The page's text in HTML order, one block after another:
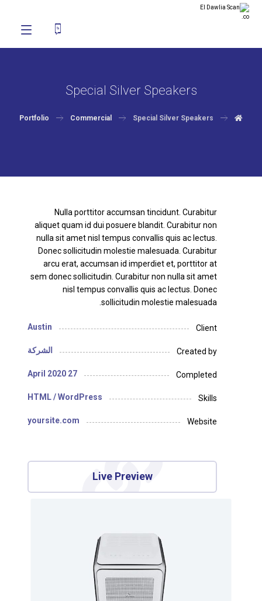
Special Silver Speakers
Portfolio Commercial Special Silver Speakers
Nulla porttitor accumsan tincidunt. Curabitur
aliquet quam id dui posuere blandit. Curabitur non
nulla sit amet nisl tempus convallis quis ac lectus.
Donec sollicitudin molestie malesuada. Curabitur
arcu erat, accumsan id imperdiet et, porttitor at
sem donec sollicitudin. Curabitur non nulla sit amet
nisl tempus convallis quis ac lectus. Donec
sollicitudin molestie malesuada.
Client
Austin
Created by الشركة
Completed
27 April 2020
Skills
HTML / WordPress
Website
yoursite.com
Live Preview